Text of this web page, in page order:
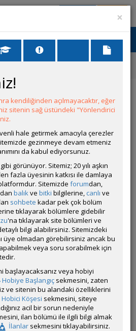
ve Akvaryum Canlısı Yarışması
Ödüller
×
kendiliğinden açılmayacaktır, eğer
sitenin sağ üstündeki "Yönlendirici
hale getirmek amacıyla çerezler
gezinmeye devam etmeniz
da kabul ediyorsunuz.
görünüyor. Sitemiz; 20 yılı aşkın
fazla üyesinin katkısı ile damlaya
Sitemizde forumdan,
dan balıkve bitki bilgilerine, canlı ve
sohbete kadar pek çok bölüm
tıklayarak bölümlere gidebilir
'na tıklayarak site bölümleri ve
bilgi alabilirsiniz. Sitemizdeki
üye olmadan görebilirsiniz ancak bu
veya soru sorabilmek için
başlayacaksanız veya hobiyi
Hobiye Başlangıç sekmesini, zaten
ve sitenin bu alandaki özelliklerini
Hobici Köşesi sekmesini, siteye
acil bir sorun nedeniyle
ilan bölümü ile ilgili bilgi almak
İlanlar sekmesini tıklayabilirsiniz.